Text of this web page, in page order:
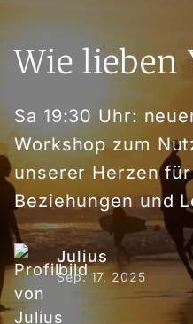
Wie lieben
Sa 19:30 Uhr:
Workshop zum
unserer Herzen
Beziehungen und
Julius
Sep. 17, 2025